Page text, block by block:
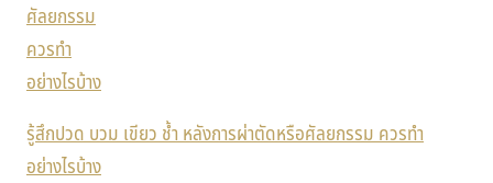
รู้สึกปวด บวม เขียว ช้ำ หลังการผ่าตัดหรือศัลยกรรม ควรทำ
อย่างไรบ้าง